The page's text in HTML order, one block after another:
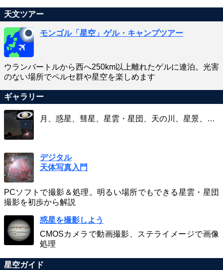
天文ツアー
モンゴル「星空」ゲル・キャンプツアー
ウランバートルから西へ250km以上離れたゲルに連泊。光害
のない場所でペルセ群や星空を楽しめます
ギャラリー
月、惑星、彗星、星雲・星団、天の川、星景、…
デジタル
天体写真入門
PCソフトで撮影＆処理。明るい場所でもできる星雲・星団
撮影を初歩から解説
惑星を撮影しよう
CMOSカメラで動画撮影、ステライメージで画像
処理
星空ガイド